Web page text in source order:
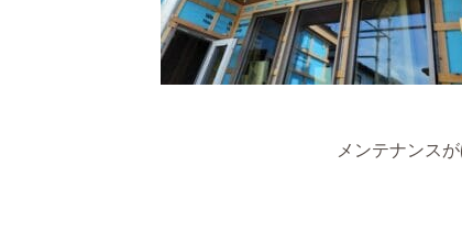
メンテナンス